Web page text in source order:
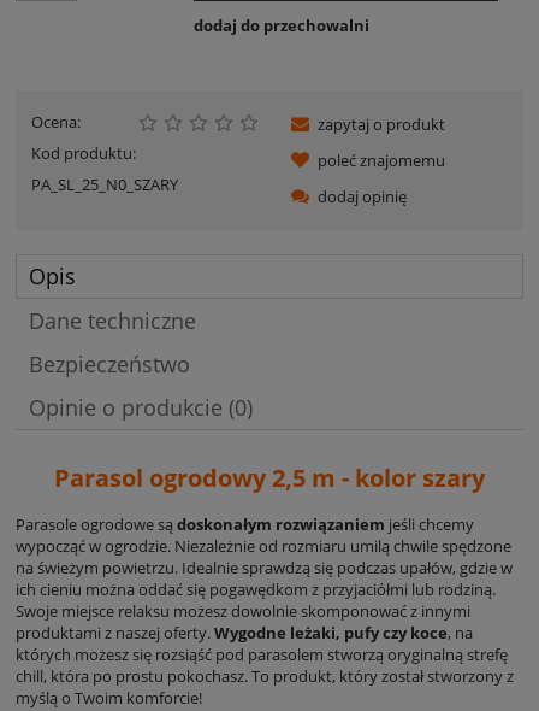
dodaj do przechowalni
Ocena:
Kod produktu:
PA_SL_25_N0_SZARY
zapytaj o produkt
poleć znajomemu
dodaj opinię
Opis
Dane techniczne
Bezpieczeństwo
Opinie o produkcie (0)
Parasol ogrodowy 2,5 m - kolor szary
Parasole ogrodowe są doskonałym rozwiązaniem jeśli chcemy
wypocząć w ogrodzie. Niezależnie od rozmiaru umilą chwile spędzone
na świeżym powietrzu. Idealnie sprawdzą się podczas upałów, gdzie w
ich cieniu można oddać się pogawędkom z przyjaciółmi lub rodziną.
Swoje miejsce relaksu możesz dowolnie skomponować z innymi
produktami z naszej oferty.Wygodne leżaki, pufy czy koce, na
których możesz się rozsiąść pod parasolem stworzą oryginalną strefę
chill, która po prostu pokochasz. To produkt, który został stworzony z
myślą o Twoim komforcie!